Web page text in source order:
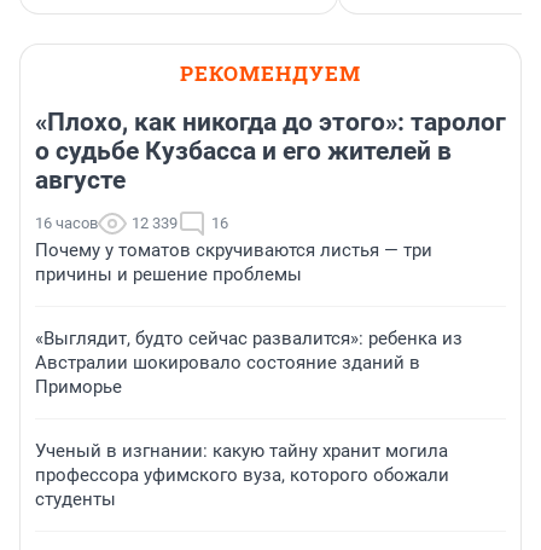
РЕКОМЕНДУЕМ
«Плохо, как никогда до этого»: таролог
о судьбе Кузбасса и его жителей в
августе
16 часов 12 339 16
Почему у томатов скручиваются листья — три
причины и решение проблемы
«Выглядит, будто сейчас развалится»: ребенка из
Австралии шокировало состояние зданий в
Приморье
Ученый в изгнании: какую тайну хранит могила
профессора уфимского вуза, которого обожали
студенты